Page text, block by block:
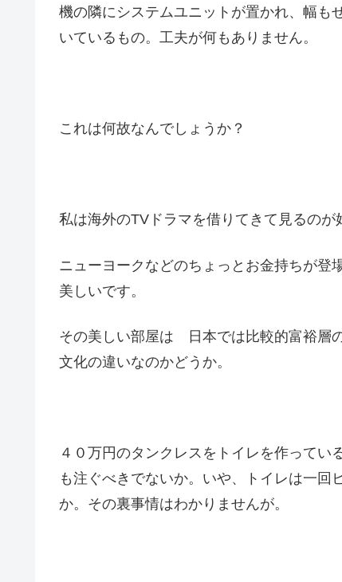
機の隣にシステムユニットが置かれ、幅も
いているもの。工夫が何もありません。
これは何故なんでしょうか？
私は海外のTVドラマを借りてきて見るのが
ニューヨークなどのちょっとお金持ちが登
美しいです。
その美しい部屋は 日本では比較的富裕層
文化の違いなのかどうか。
４０万円のタンクレスをトイレを作って
も注ぐべきでないか。いや、トイレは一
か。その裏事情はわかりませんが。